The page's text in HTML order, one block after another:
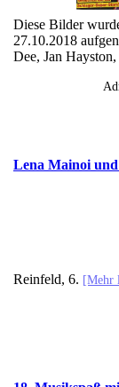
Diese Bilder
27.10.2018
Dee, Jan
Lena Mainoi
Reinfeld, 6. [Mehr